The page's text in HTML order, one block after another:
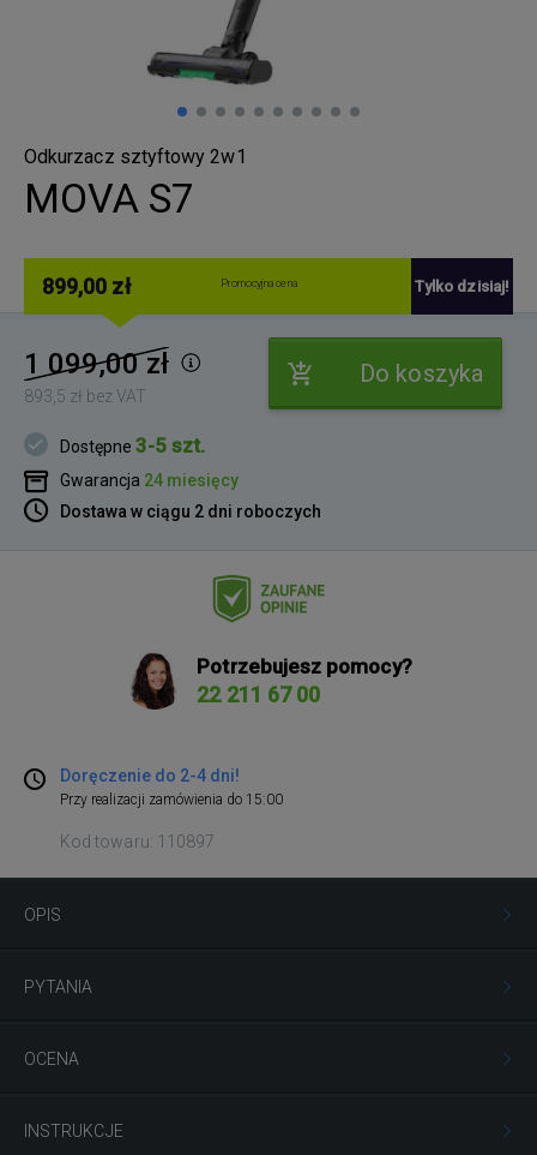
Odkurzacz sztyftowy 2w1
MOVA S7
899,00 zł Promocyjna cena Tylko dzisiaj!
1 099,00 zł
893,5 zł bez VAT
Do koszyka
Dostępne3-5 szt.
Gwarancja 24 miesięcy
Dostawa w ciągu 2 dni roboczych
Potrzebujesz pomocy?
22 211 67 00
Doręczenie do 2-4 dni!
Przy realizacji zamówienia do 15:00
Kod towaru: 110897
OPIS
PYTANIA
OCENA
INSTRUKCJE